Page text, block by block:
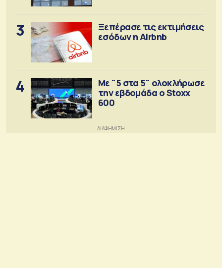
3
Ξεπέρασε τις εκτιμήσεις
εσόδων η Airbnb
4
Με "5 στα 5" ολοκλήρωσε
την εβδομάδα ο Stoxx
600